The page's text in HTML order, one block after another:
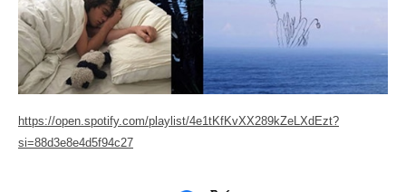
https://open.spotify.com/playlist/4e1tKfKvXX289kZeLXdEzt?
si=88d3e8e4d5f94c27